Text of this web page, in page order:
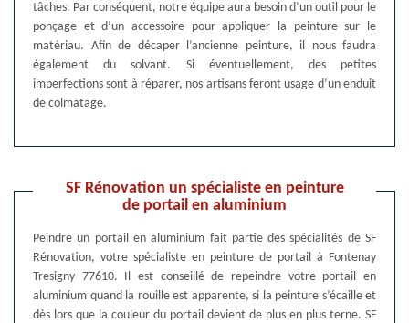
tâches. Par conséquent, notre équipe aura besoin d’un outil pour le
ponçage et d’un accessoire pour appliquer la peinture sur le
matériau. Afin de décaper l’ancienne peinture, il nous faudra
également du solvant. Si éventuellement, des petites
imperfections sont à réparer, nos artisans feront usage d’un enduit
de colmatage.
SF Rénovation un spécialiste en peinture
de portail en aluminium
Peindre un portail en aluminium fait partie des spécialités de SF
Rénovation, votre spécialiste en peinture de portail à Fontenay
Tresigny 77610. Il est conseillé de repeindre votre portail en
aluminium quand la rouille est apparente, si la peinture s’écaille et
dès lors que la couleur du portail devient de plus en plus terne. SF